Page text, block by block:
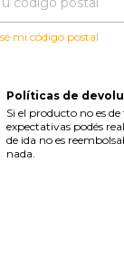
mi código postal
Políticas de
Si el producto no es
expectativas podés
de ida no es
nada.